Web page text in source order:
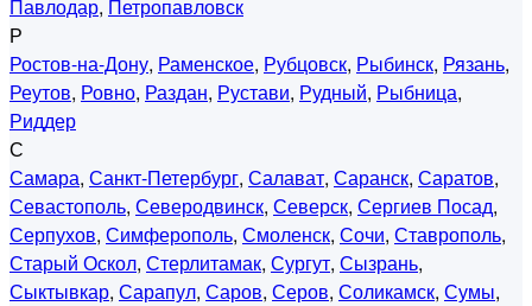
Павлодар, Петропавловск
Р
Ростов-на-Дону, Раменское, Рубцовск, Рыбинск, Рязань,
Реутов, Ровно, Раздан, Рустави, Рудный, Рыбница,
Риддер
С
Самара, Санкт-Петербург, Салават, Саранск, Саратов,
Севастополь, Северодвинск, Северск, Сергиев Посад,
Серпухов, Симферополь, Смоленск, Сочи, Ставрополь,
Старый Оскол, Стерлитамак, Сургут, Сызрань,
Сыктывкар, Сарапул, Саров, Серов, Соликамск, Сумы,